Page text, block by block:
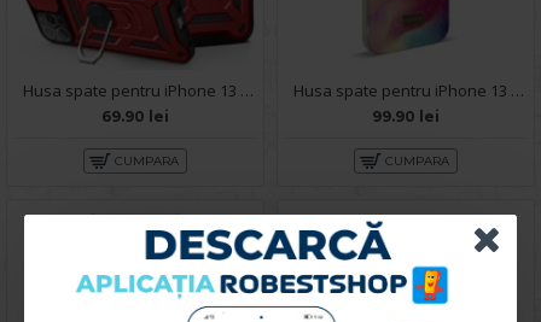
Husa spate pentru iPhone 13 Pro Max - Slide Case Rosu
69.90 lei
CUMPARA
Husa spate pentru iPhone 13 Pro Max- Glow case
99.90 lei
CUMPARA